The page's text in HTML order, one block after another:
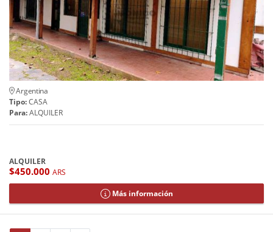
Argentina
Tipo:CASA
Para:ALQUILER
ALQUILER
$450.000 ARS
Más información